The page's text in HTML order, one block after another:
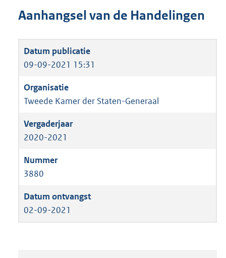
Aanhangsel van de Handelingen
09-09-2021 15:31
Tweede Kamer der Staten-Generaal
2020-2021
3880
02-09-2021